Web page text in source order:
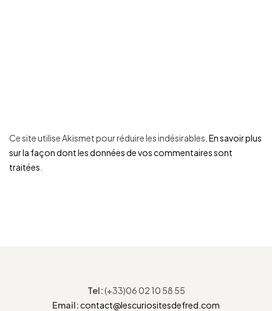
Ce site utilise Akismet pour réduire les indésirables. En savoir plus
sur la façon dont les données de vos commentaires sont
traitées
Tel:(+33)06 02 10 58 55
Email:contact@lescuriositesdefred.com